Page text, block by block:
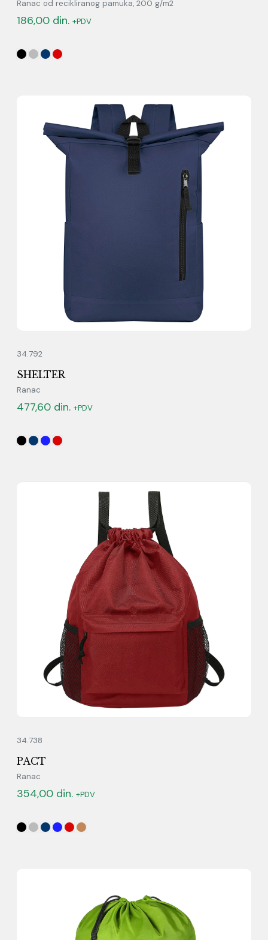
Ranac od recikliranog pamuka, 200 g/m2
186,00 din. +PDV
34.792
SHELTER
Ranac
477,60 din. +PDV
34.738
PACT
Ranac
354,00 din. +PDV